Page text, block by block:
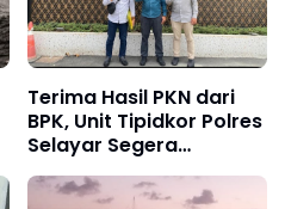
Terima Hasil PKN dari
BPK, Unit Tipidkor Polres
Selayar Segera
Tetapkan Tersangka
Kredit Tempilan BRI